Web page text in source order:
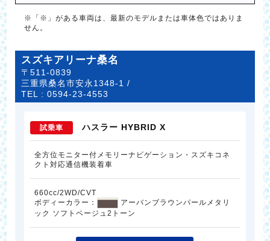
※「※」がある車両は、最新のモデルまたは車体色ではありま
せん。
スズキアリーナ桑名
〒511-0839
三重県桑名市安永1348-1 /
TEL :0594-23-4553
試乗車 ハスラー HYBRID X
全方位モニター付メモリーナビゲーション・スズキコネ
クト対応通信機装着車
660cc/2WD/CVT
ボディーカラー：
アーバンブラウンパールメタリ
ック ソフトベージュ2トーン